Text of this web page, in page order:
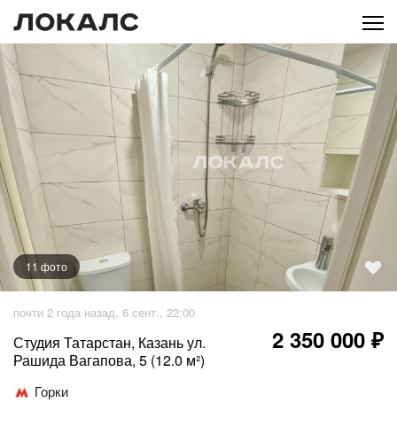
11 фото
почти 2 года назад, 6 сент., 22:00
Студия Татарстан, Казань ул.
Рашида Вагапова, 5 (12.0 м²)
2 350 000 ₽
Горки